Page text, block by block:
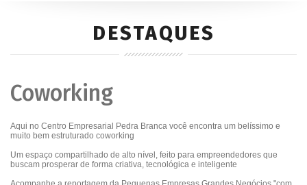
DESTAQUES
Coworking
Aqui no Centro Empresarial Pedra Branca você encontra um belíssimo e
muito bem estruturado coworking
Um espaço compartilhado de alto nível, feito para empreendedores que
buscam prosperar de forma criativa, tecnológica e inteligente